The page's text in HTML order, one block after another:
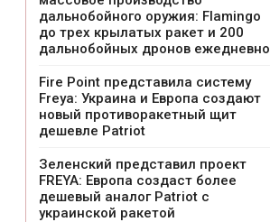
дальнобойного оружия: Flamingo
до трех крылатых ракет и 200
дальнобойных дронов ежедневно
Fire Point представила систему
Freya: Украина и Европа создают
новый противоракетный щит
дешевле Patriot
Зеленский представил проект
FREYA: Европа создаст более
дешевый аналог Patriot с
украинской ракетой